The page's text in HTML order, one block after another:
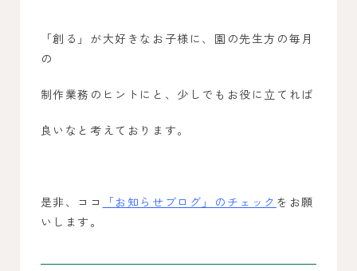
「創る」が大好きなお子様に、園の先生方の毎月
の
制作業務のヒントにと、少しでもお役に立てれば
良いなと考えております。
是非、ココ 「お知らせブログ」のチェック をお願
いします。